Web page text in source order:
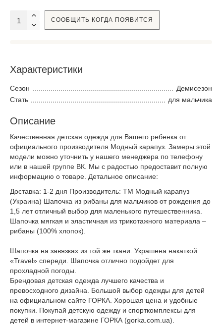
СООБЩИТЬ КОГДА ПОЯВИТСЯ
Характеристики
Сезон
Демисезон
Стать
для мальчика
Описание
Качественная детская одежда для Вашего ребенка от
официального производителя Модный карапуз. Замеры этой
модели можно уточнить у нашего менеджера по телефону
или в нашей группе ВК. Мы с радостью предоставит полную
информацию о товаре. Детальное описание:
Доставка: 1-2 дня Производитель: ТМ Модный карапуз
(Украина) Шапочка из рибаны для мальчиков от рождения до
1,5 лет отличный выбор для маленького путешественника.
Шапочка мягкая и эластичная из трикотажного материала –
рибаны (100% хлопок).
Шапочка на завязках из той же ткани. Украшена накаткой
«Travel» спереди. Шапочка отлично подойдет для
прохладной погоды.
Брендовая детская одежда лучшего качества и
превосходного дизайна. Большой выбор одежды для детей
на официальном сайте ГОРКА. Хорошая цена и удобные
покупки. Покупай детскую одежду и спорткомплексы для
детей в интернет-магазине ГОРКА (gorka.com.ua).